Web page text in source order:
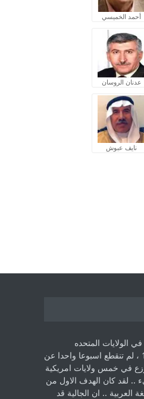
أحمد الخميسي
عدنان الروسان
نايف عبوش
الولايات المتحده
الامريكية منذ عام 1993 ، لم ‏تنقطع اسبوعا واحدا عن
في خمس ولايات امريكية
..‏ لقد كان الهدف الاول من
العربية .. ان الجالية قد